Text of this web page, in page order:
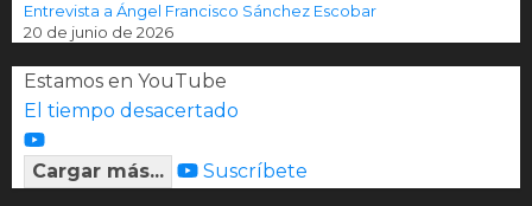
Entrevista a Ángel Francisco Sánchez Escobar
20 de junio de 2026
Estamos en YouTube
El tiempo desacertado
Cargar más... Suscríbete